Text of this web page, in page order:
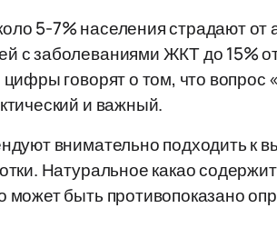
5-7% населения страдают от
с заболеваниями ЖКТ до 15%
говорят о том, что вопрос
и важный.
внимательно подходить к
Натуральное какао
быть противопоказано